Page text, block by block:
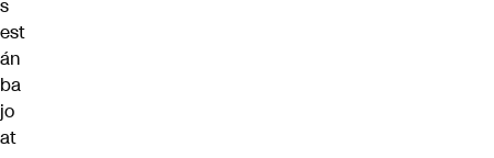
s
est
án
ba
jo
at